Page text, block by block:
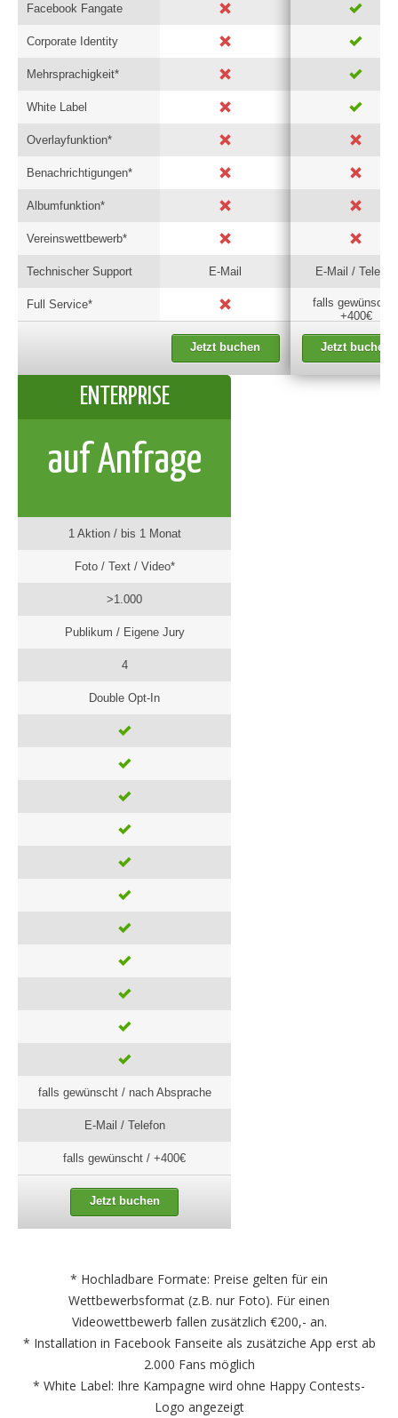
Facebook Fangate
Corporate Identity
Mehrsprachigkeit*
White Label
Overlayfunktion*
Benachrichtigungen*
Albumfunktion*
Vereinswettbewerb*
Technischer Support
Full Service*
E-Mail
Jetzt buchen
E-Mail / Telefon
falls gewünscht
+400€
Jetzt buchen
ENTERPRISE
auf Anfrage
1 Aktion / bis 1 Monat
Foto / Text / Video*
>1.000
Publikum / Eigene Jury
4
Double Opt-In
falls gewünscht / nach Absprache
E-Mail / Telefon
falls gewünscht / +400€
Jetzt buchen
* Hochladbare Formate: Preise gelten für ein
Wettbewerbsformat (z.B. nur Foto). Für einen
Videowettbewerb fallen zusätzlich €200,- an.
* Installation in Facebook Fanseite als zusätziche App erst ab
2.000 Fans möglich
* White Label: Ihre Kampagne wird ohne Happy Contests-
Logo angezeigt